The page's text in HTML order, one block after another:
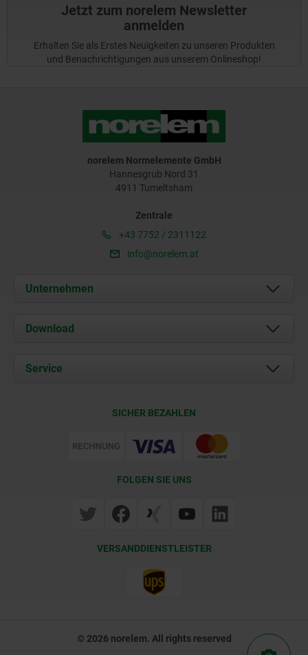
Jetzt zum norelem Newsletter
anmelden
Erhalten Sie als Erstes Neuigkeiten zu unseren Produkten
und Benachrichtigungen aus unserem Onlineshop!
norelem Normelemente GmbH
Hannesgrub Nord 31
4911 Tumeltsham
Zentrale
+43 7752 / 2311122
info@norelem.at
Unternehmen
Über uns
Kontakt
Download
Dokumente
Service
SICHER BEZAHLEN
FOLGEN SIE UNS
VERSANDDIENSTLEISTER
© 2026 norelem. All rights reserved